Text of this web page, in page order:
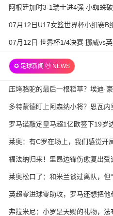
阿根廷加时3-1瑞士进4强 小蜘蛛
07月12日U17女篮世界杯小组赛B
篮 全场录像
07月12日 世界杯1/4决赛 挪威vs
✪ 足球新闻 ㉔ NEWS
压垮骆驼的最后一根稻草？埃迪·
多特蒙德盯上阿森纳小将？恩瓦
罗马诺敲定皇马超1亿欧签下19岁
莱奥：有C罗在场上，我们感觉
下
福法纳归来！里昂边锋伤愈复出
莱奥松口了：和米兰谈过离队，但
英超零进球零助攻，罗马还想把他
弗拉米尼：小罗是天赐的礼物，